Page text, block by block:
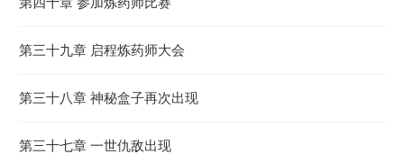
第三十九章 启程炼药师大会
第三十八章 神秘盒子再次出现
第三十七章 一世仇敌出现